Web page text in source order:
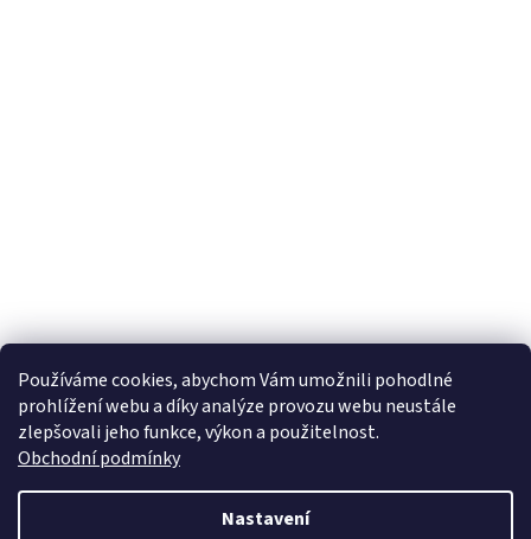
Používáme cookies, abychom Vám umožnili pohodlné
prohlížení webu a díky analýze provozu webu neustále
zlepšovali jeho funkce, výkon a použitelnost.
Obchodní podmínky
Nastavení